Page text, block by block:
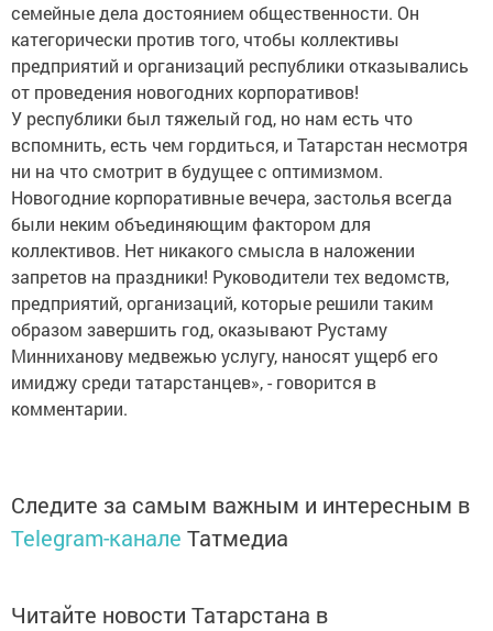
семейные дела достоянием общественности. Он
категорически против того, чтобы коллективы
предприятий и организаций республики отказывались
от проведения новогодних корпоративов!
У республики был тяжелый год, но нам есть что
вспомнить, есть чем гордиться, и Татарстан несмотря
ни на что смотрит в будущее с оптимизмом.
Новогодние корпоративные вечера, застолья всегда
были неким объединяющим фактором для
коллективов. Нет никакого смысла в наложении
запретов на праздники! Руководители тех ведомств,
предприятий, организаций, которые решили таким
образом завершить год, оказывают Рустаму
Минниханову медвежью услугу, наносят ущерб его
имиджу среди татарстанцев», - говорится в
комментарии.
Следите за самым важным и интересным в
Telegram-канале Татмедиа
Читайте новости Татарстана в